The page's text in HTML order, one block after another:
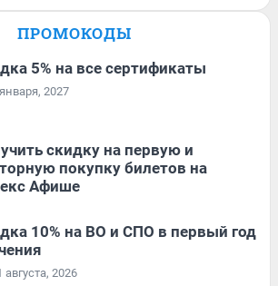
ПРОМОКОДЫ
5% на все сертификаты
2027
скидку на первую и
покупку билетов на
Афише
10% на ВО и СПО в первый год
августа, 2026